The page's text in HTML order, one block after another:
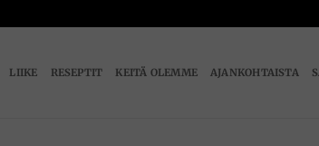
LIIKE RESEPTIT KEITÄ OLEMME AJANKOHTAISTA